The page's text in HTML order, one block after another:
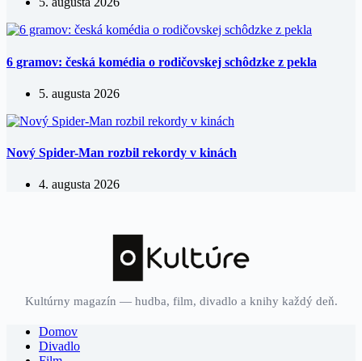
6 gramov: česká komédia o rodičovskej schôdzke z pekla
5. augusta 2026
Nový Spider-Man rozbil rekordy v kinách
4. augusta 2026
Kultúrny magazín — hudba, film, divadlo a knihy každý deň.
Domov
Divadlo